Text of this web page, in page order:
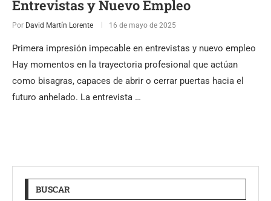
Entrevistas y Nuevo Empleo
Por David Martín Lorente 16 de mayo de 2025
Primera impresión impecable en entrevistas y nuevo empleo
Hay momentos en la trayectoria profesional que actúan
como bisagras, capaces de abrir o cerrar puertas hacia el
futuro anhelado. La entrevista …
BUSCAR